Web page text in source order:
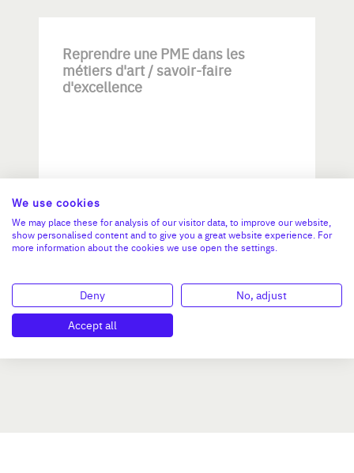
Reprendre une PME dans les
métiers d'art / savoir-faire
d'excellence
Investissement max:
>2 M€ et <= 5 M€
We use cookies
We may place these for analysis of our visitor data, to improve our website,
show personalised content and to give you a great website experience. For
more information about the cookies we use open the settings.
Deny
No, adjust
Accept all